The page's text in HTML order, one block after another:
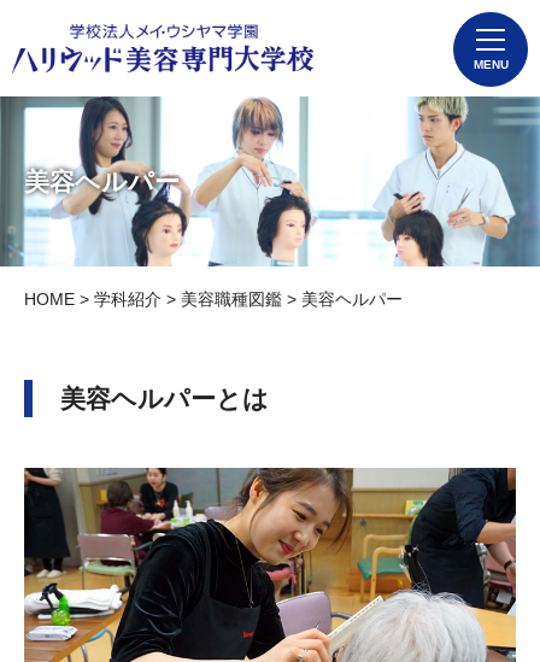
MENU
美容ヘルパー
HOME > 学科紹介 > 美容職種図鑑 > 美容ヘルパー
美容ヘルパーとは